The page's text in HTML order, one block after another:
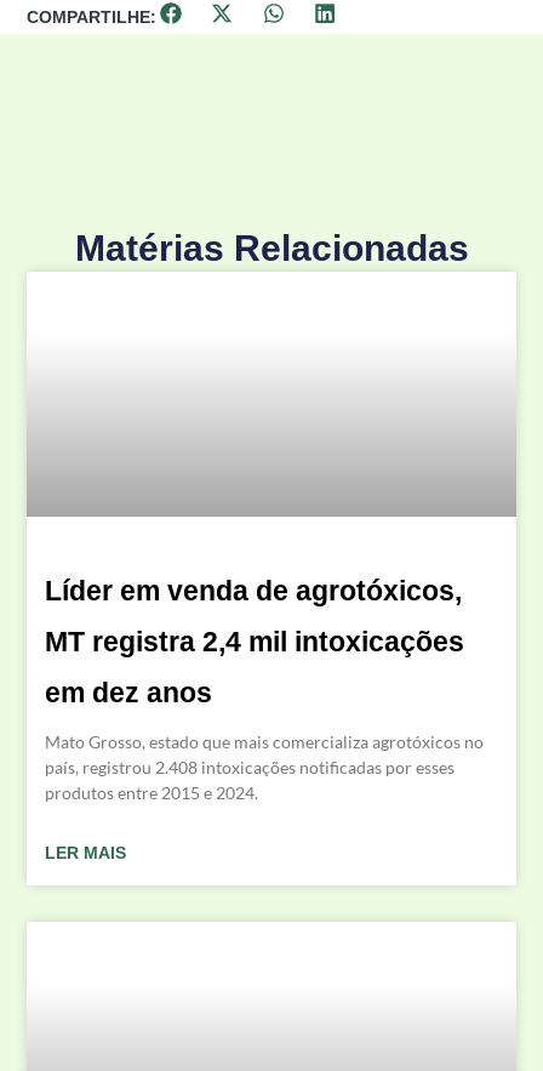
COMPARTILHE:
Matérias Relacionadas
Líder em venda de agrotóxicos,
MT registra 2,4 mil intoxicações
em dez anos
Mato Grosso, estado que mais comercializa agrotóxicos no
país, registrou 2.408 intoxicações notificadas por esses
produtos entre 2015 e 2024.
LER MAIS